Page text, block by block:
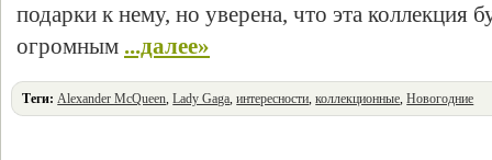
подарки к нему, но уверена, что эта коллекция
огромным ...далее»
Теги: Alexander McQueen,Lady Gaga,интересности,коллекционные,Новогодние